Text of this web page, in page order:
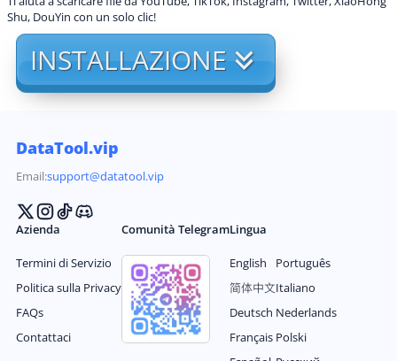
Shu, DouYin con un solo clic!
INSTALLAZIONE
DataTool.vip
Email:support@datatool.vip
Azienda
Termini di Servizio
Politica sulla Privacy
FAQs
Contattaci
Comunità TelegramLingua
English
简体中文
Deutsch
Français
Português
Italiano
Nederlands
Polski